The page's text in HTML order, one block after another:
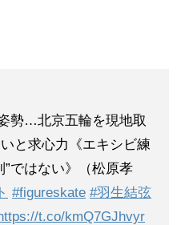
勢…北京五輪を現地取
と求心力《エキシビ練
”ではない》（松原孝
#figureskate #羽生結弦
t.co/kmQ7GJhvyr